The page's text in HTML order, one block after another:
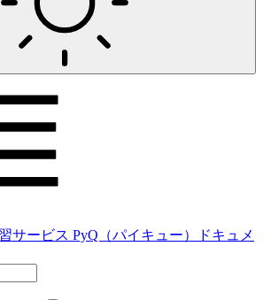
サービス PyQ（パイキュー）ドキュメ